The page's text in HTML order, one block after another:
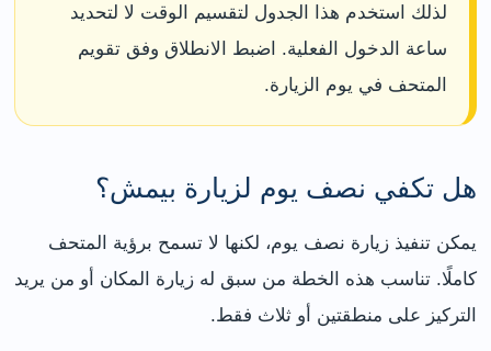
لذلك استخدم هذا الجدول لتقسيم الوقت لا لتحديد
ساعة الدخول الفعلية. اضبط الانطلاق وفق تقويم
المتحف في يوم الزيارة.
هل تكفي نصف يوم لزيارة بيمش؟
يمكن تنفيذ زيارة نصف يوم، لكنها لا تسمح برؤية المتحف
كاملًا. تناسب هذه الخطة من سبق له زيارة المكان أو من يريد
التركيز على منطقتين أو ثلاث فقط.